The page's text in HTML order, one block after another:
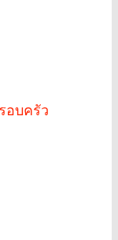
อบครัว